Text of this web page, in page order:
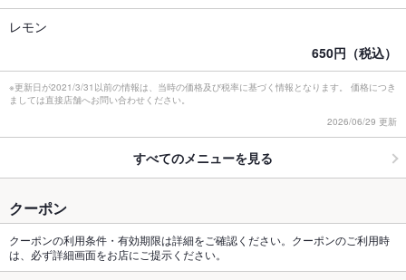
レモン
650円（税込）
※更新日が2021/3/31以前の情報は、当時の価格及び税率に基づく情報となります。 価格につき
ましては直接店舗へお問い合わせください。
2026/06/29 更新
すべてのメニューを見る
クーポン
クーポンの利用条件・有効期限は詳細をご確認ください。クーポンのご利用時
は、必ず詳細画面をお店にご提示ください。